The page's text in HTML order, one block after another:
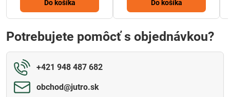
Do košíka Do košíka
Potrebujete pomôcť s objednávkou?
+421 948 487 682
obchod​@jutro​.sk